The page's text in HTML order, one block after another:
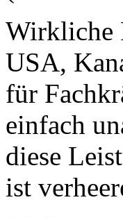
Wirkliche
USA,
für
einfach
diese
ist